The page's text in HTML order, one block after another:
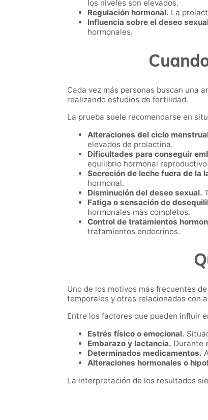
los niveles son elevados.
Regulación hormonal. La
Influencia sobre el deseo
hormonales.
Cada vez más personas buscan una
realizando estudios de fertilidad.
La prueba suele recomendarse en
Alteraciones del ciclo
elevados de prolactina.
Dificultades para conseguir
equilibrio hormonal reproductivo.
Secreción de leche fuera de la
hormonal.
Disminución del deseo sexual.
Fatiga o sensación de
hormonales más completos.
Control de tratamientos
tratamientos endocrinos.
Uno de los motivos más frecuentes
temporales y otras relacionadas con
Entre los factores que pueden influir
Estrés físico o emocional.
Embarazo y lactancia. Durante
Determinados medicamentos.
Alteraciones hormonales o
La interpretación de los resultados